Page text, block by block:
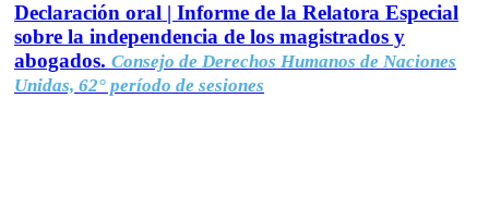
Declaración oral | Informe de la Relatora Especial
sobre la independencia de los magistrados y
abogados. Consejo de Derechos Humanos de Naciones
Unidas, 62° período de sesiones